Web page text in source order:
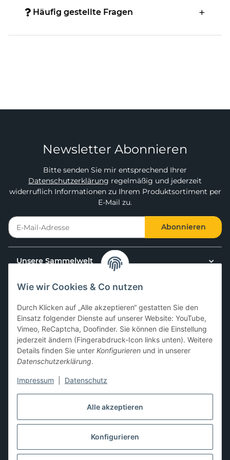
Alle akzeptieren
Konfigurieren
Wie wir Cookies & Co nutzen
Durch Klicken auf „Alle akzeptieren“ gestatten Sie den
Einsatz folgender Dienste auf unserer Website: YouTube,
Vimeo, ReCaptcha, Doofinder. Sie können die Einstellung
jederzeit ändern (Fingerabdruck-Icon links unten). Weitere
Details finden Sie unter Konfigurieren und in unserer
Datenschutzerklärung.
Impressum Datenschutz
Häufig gestellte Fragen
Newsletter Abonnieren
Bitte senden Sie mir entsprechend Ihrer
Datenschutzerklärung regelmäßig und jederzeit
widerruflich Informationen zu Ihrem Produktsortiment per
E-Mail zu.
Abonnieren
Unsere Sammelwelt
Kundenservice
News & Aktionen
Gesetzliche Informationen
Hier kannst du uns folgen:
* Alle Preise zzgl. gesetzlicher USt., zzgl.Versand